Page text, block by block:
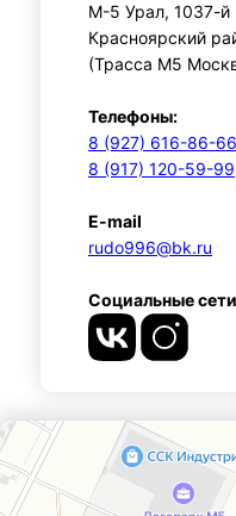
М-5 Урал, 1037-й
Красноярский
(Трасса М5
Телефоны:
8 (927) 616-86-66
8 (917) 120-59-99
E-mail
rudo996@bk.ru
Социальные сети